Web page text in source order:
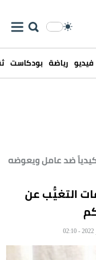
فيديو رياضة بودكاست
ضد عامل ويعوضه
التغيُّب عن